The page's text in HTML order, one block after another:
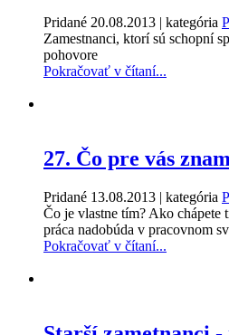
Pridané 20.08.2013 | kategória
Zamestnanci, ktorí sú schopní
pohovore
Pokračovať v čítaní...
27. Čo pre vás
Pridané 13.08.2013 | kategória
Čo je vlastne tím? Ako
práca nadobúda v pracovnom
Pokračovať v čítaní...